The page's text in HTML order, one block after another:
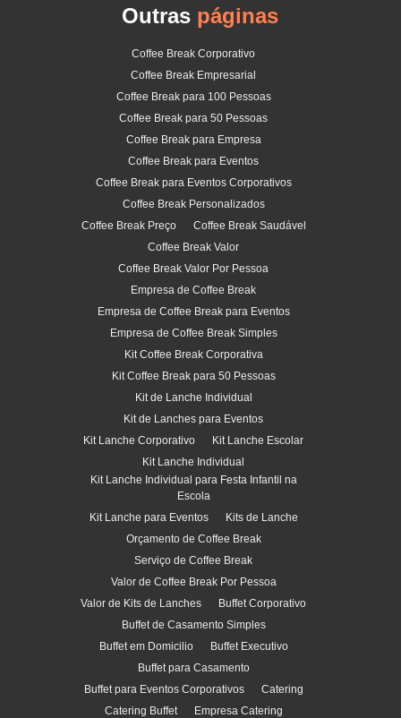
Outras páginas
Coffee Break Corporativo
Coffee Break Empresarial
Coffee Break para 100 Pessoas
Coffee Break para 50 Pessoas
Coffee Break para Empresa
Coffee Break para Eventos
Coffee Break para Eventos Corporativos
Coffee Break Personalizados
Coffee Break Preço
Coffee Break Saudável
Coffee Break Valor
Coffee Break Valor Por Pessoa
Empresa de Coffee Break
Empresa de Coffee Break para Eventos
Empresa de Coffee Break Simples
Kit Coffee Break Corporativa
Kit Coffee Break para 50 Pessoas
Kit de Lanche Individual
Kit de Lanches para Eventos
Kit Lanche Corporativo
Kit Lanche Escolar
Kit Lanche Individual
Kit Lanche Individual para Festa Infantil na
Escola
Kit Lanche para Eventos
Kits de Lanche
Orçamento de Coffee Break
Serviço de Coffee Break
Valor de Coffee Break Por Pessoa
Valor de Kits de Lanches
Buffet Corporativo
Buffet de Casamento Simples
Buffet em Domicilio
Buffet Executivo
Buffet para Casamento
Buffet para Eventos Corporativos
Catering
Catering Buffet
Empresa Catering